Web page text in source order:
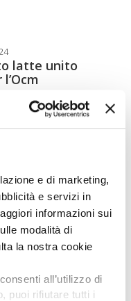
e di marketing,
e servizi in
informazioni sui
modalità di
la nostra cookie
all’utilizzo di
puoi rifiutare tutti i
latte unito
fino al 30%
di precisione
l’asciutta